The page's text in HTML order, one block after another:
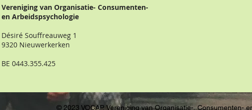
Vereniging van Organisatie- Consumenten-
en Arbeidspsychologie
Désiré Souffreauweg 1
9320 Nieuwerkerken
BE 0443.355.425
© 2023 VOCAP, Vereniging van Organisatie-, Consumenten-